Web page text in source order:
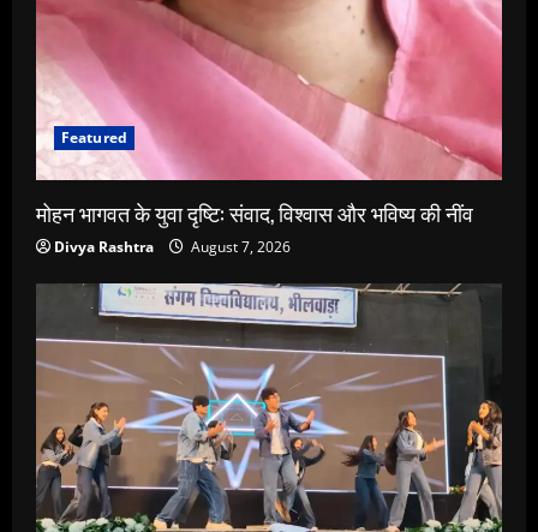
Featured
मोहन भागवत के युवा दृष्टि: संवाद, विश्वास और भविष्य की नींव
Divya Rashtra August 7, 2026